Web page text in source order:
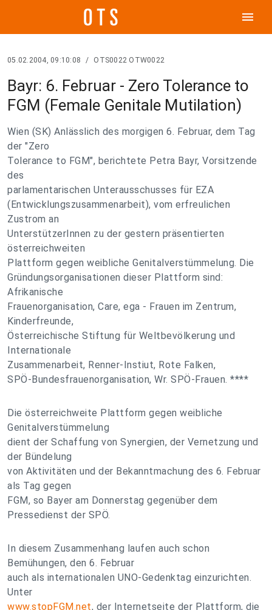
menu
05.02.2004, 09:10:08 / OTS0022 OTW0022
Bayr: 6. Februar - Zero Tolerance to
FGM (Female Genitale Mutilation)
Wien (SK) Anlässlich des morgigen 6. Februar, dem Tag
der "Zero
Tolerance to FGM", berichtete Petra Bayr, Vorsitzende
des
parlamentarischen Unterausschusses für EZA
(Entwicklungszusammenarbeit), vom erfreulichen
Zustrom an
UnterstützerInnen zu der gestern präsentierten
österreichweiten
Plattform gegen weibliche Genitalverstümmelung. Die
Gründungsorganisationen dieser Plattform sind:
Afrikanische
Frauenorganisation, Care, ega - Frauen im Zentrum,
Kinderfreunde,
Österreichische Stiftung für Weltbevölkerung und
Internationale
Zusammenarbeit, Renner-Instiut, Rote Falken,
SPÖ-Bundesfrauenorganisation, Wr. SPÖ-Frauen. ****
Die österreichweite Plattform gegen weibliche
Genitalverstümmelung
dient der Schaffung von Synergien, der Vernetzung und
der Bündelung
von Aktivitäten und der Bekanntmachung des 6. Februar
als Tag gegen
FGM, so Bayer am Donnerstag gegenüber dem
Pressedienst der SPÖ.
In diesem Zusammenhang laufen auch schon
Bemühungen, den 6. Februar
auch als internationalen UNO-Gedenktag einzurichten.
Unter
www.stopFGM.net, der Internetseite der Plattform, die